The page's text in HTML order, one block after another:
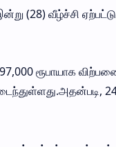
(28) வீழ்ச்சி
ரூபாயாக